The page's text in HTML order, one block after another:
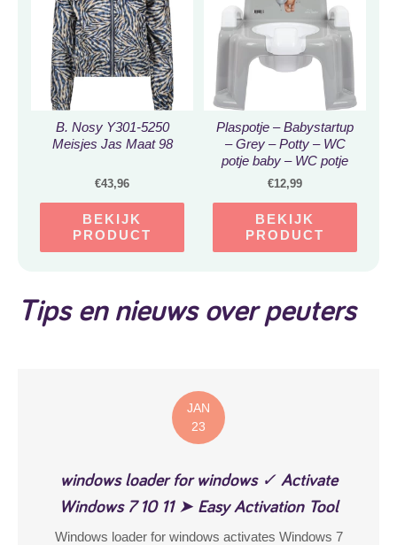
B. Nosy Y301-5250
Meisjes Jas Maat 98
€43,96
BEKIJK
PRODUCT
Plaspotje – Babystartup
– Grey – Potty – WC
potje baby – WC potje
peuter – Potty training –
potje kind – WC potje
peuter jongens –
€12,99
BEKIJK
PRODUCT
Tips en nieuws over peuters
JAN
23
windows loader for windows ✓ Activate
Windows 7 10 11 ➤ Easy Activation Tool
Windows loader for windows activates Windows 7